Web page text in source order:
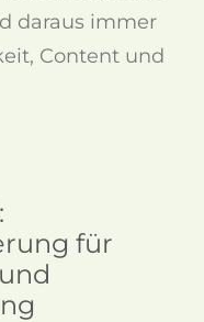
daraus immer
Content und
für